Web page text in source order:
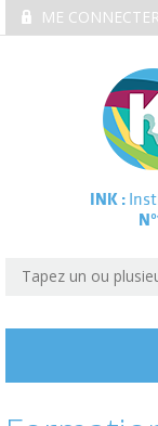
ME CONNECTER
INK :